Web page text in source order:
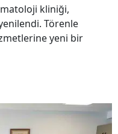
kliniği,
Törenle
yeni bir